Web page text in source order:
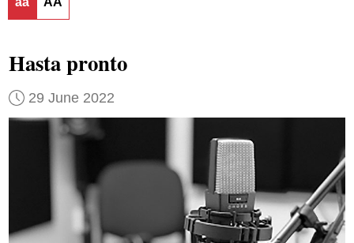
Hasta pronto
29 June 2022